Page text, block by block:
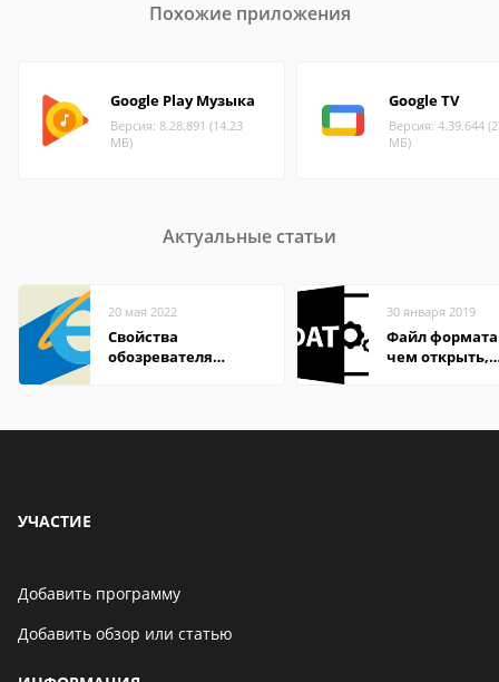
Похожие приложения
Google Play Музыка
Версия: 8.28.891 (14.23
МБ)
Google TV
Версия: 4.39.644
МБ)
Актуальные статьи
20 мая 2022
Свойства
обозревателя
30 января 2019
Файл формата
чем открыть,
УЧАСТИЕ
Добавить программу
Добавить обзор или статью